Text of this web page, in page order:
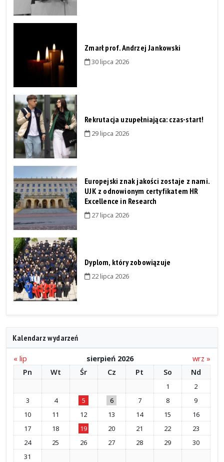
Zmarł prof. Andrzej Jankowski
30 lipca 2026
Rekrutacja uzupełniająca: czas-start!
29 lipca 2026
Europejski znak jakości zostaje z nami.
UJK z odnowionym certyfikatem HR
Excellence in Research
27 lipca 2026
Dyplom, który zobowiązuje
22 lipca 2026
Kalendarz wydarzeń
« lip sierpień 2026
wrz »
Pn
Wt Śr Cz Pt So Nd
1
2
3
4 5 6 7 8
9
10
11 12 13 14 15
16
17
18 19 20 21 22
23
24
25 26 27 28 29
30
31